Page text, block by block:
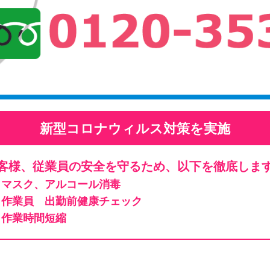
新型コロナウィルス対策を実施
様、従業員の安全を守るため、以下を徹底しま
マスク、アルコール消毒
作業員 出勤前健康チェック
作業時間短縮